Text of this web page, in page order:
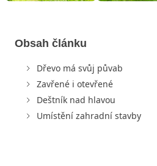
Obsah článku
Dřevo má svůj půvab
Zavřené i otevřené
Deštník nad hlavou
Umístění zahradní stavby